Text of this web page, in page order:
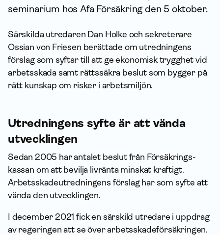
seminarium hos Afa För­säkring den 5 oktober.
Särskilda utredaren Dan Holke och sekreterare
Ossian von Friesen berättade om utredningens
förslag som syftar till att ge ekonomisk trygghet vid
arbetsskada samt rättssäkra beslut som bygger på
rätt kunskap om risker i arbetsmiljön.
Utredningens syfte är att vända
utvecklingen
Sedan 2005 har antalet beslut från Försäkrings­
kassan om att bevilja livränta minskat kraftigt.
Arbetsskadeutredningens förslag har som syfte att
vända den utvecklingen.
I december 2021 fick en särskild utredare i uppdrag
av regeringen att se över arbetsskade­försäkringen.